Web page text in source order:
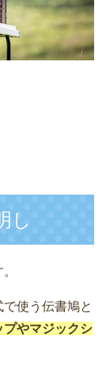
し
使う伝書鳩と
プやマジックシ